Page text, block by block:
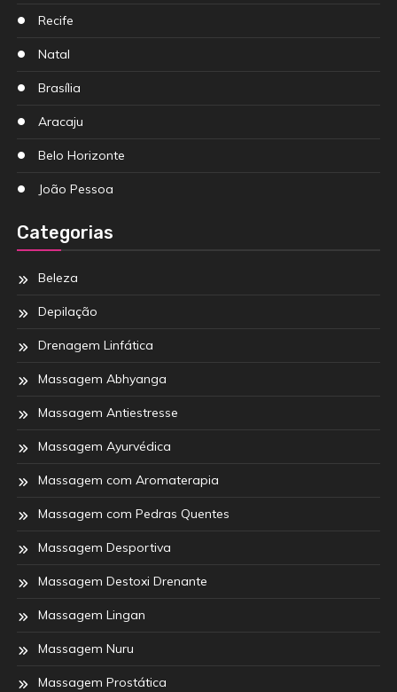
Recife
Natal
Brasília
Aracaju
Belo Horizonte
João Pessoa
Categorias
Beleza
Depilação
Drenagem Linfática
Massagem Abhyanga
Massagem Antiestresse
Massagem Ayurvédica
Massagem com Aromaterapia
Massagem com Pedras Quentes
Massagem Desportiva
Massagem Destoxi Drenante
Massagem Lingan
Massagem Nuru
Massagem Prostática